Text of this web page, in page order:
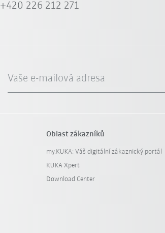
+420 226 212 271
Vaše e-mailová adresa
Oblast zákazníků
my.KUKA: Váš digitální zákaznický portál
KUKA Xpert
Download Center